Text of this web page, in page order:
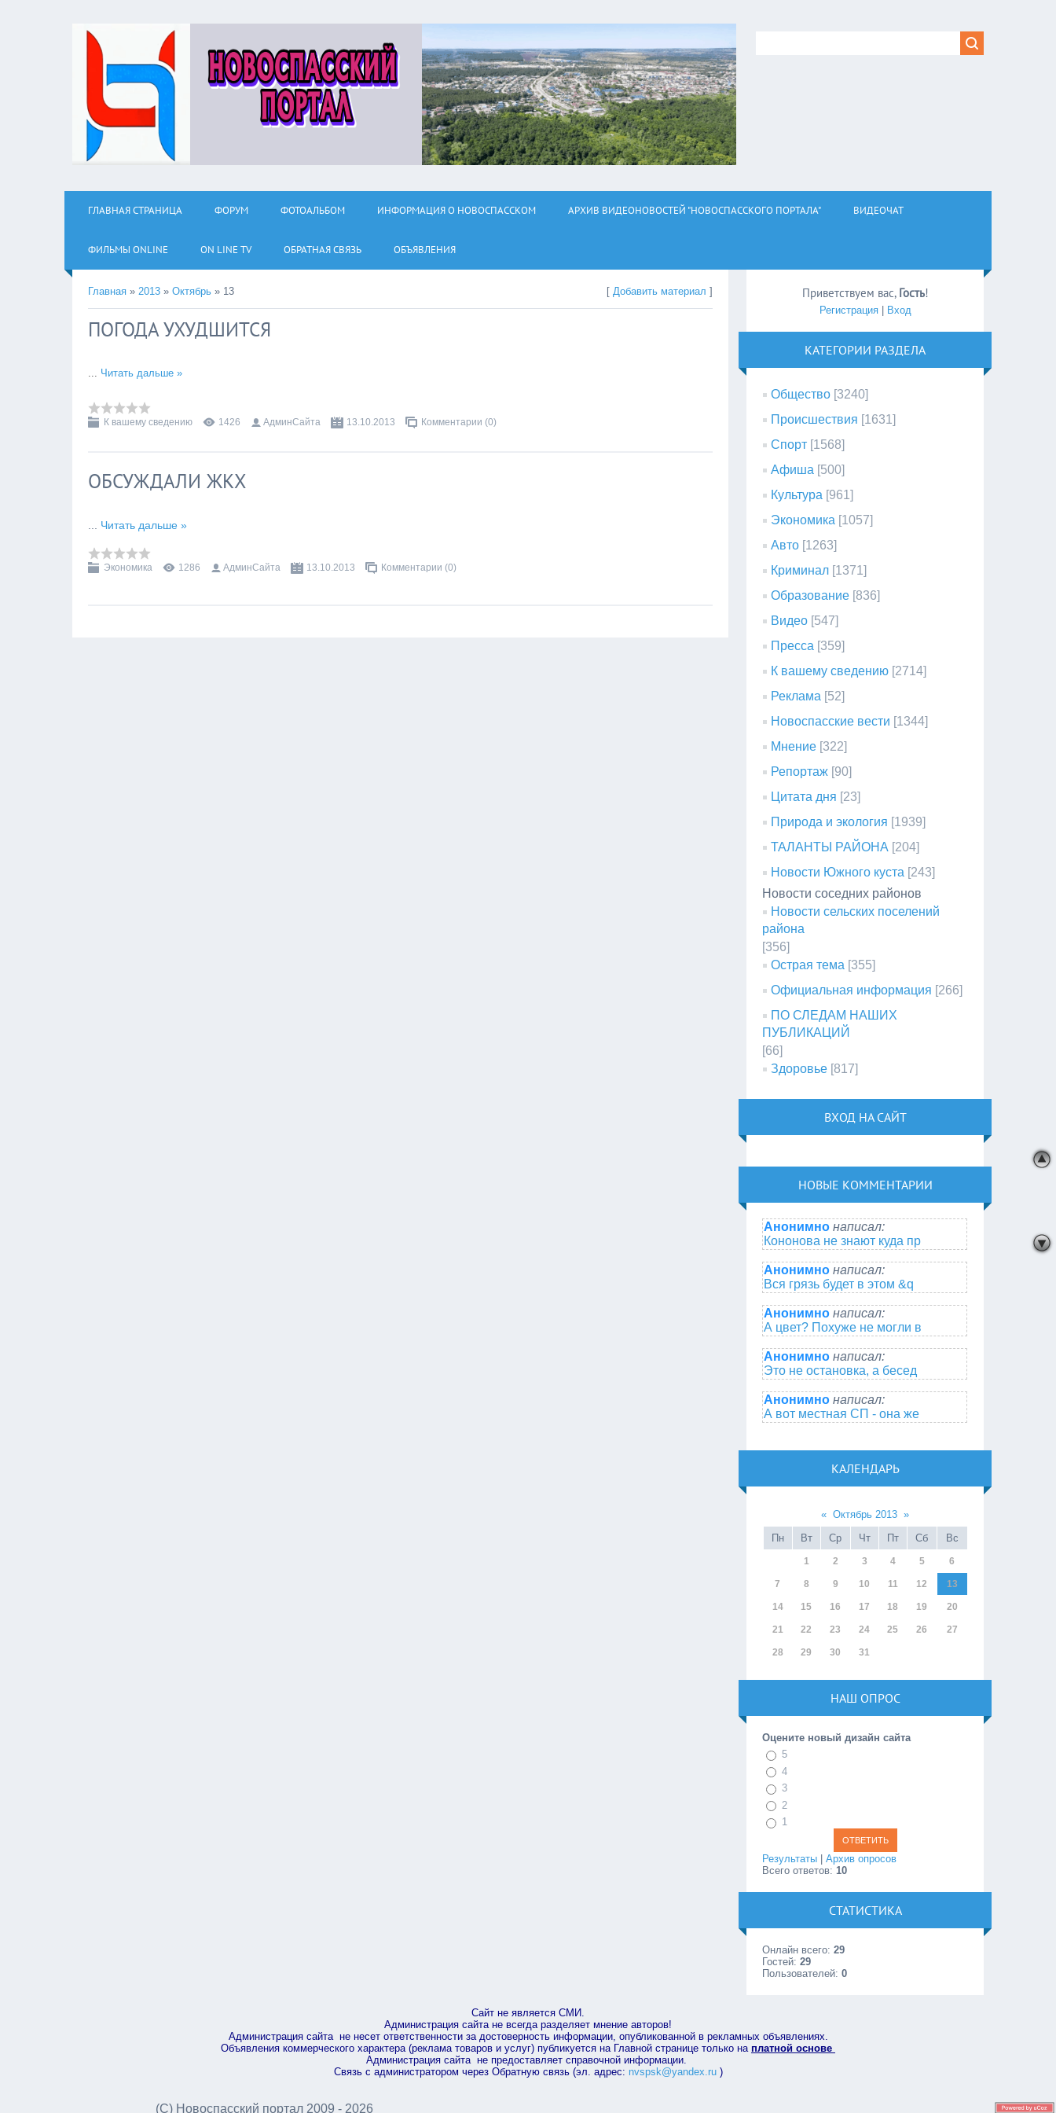
ГЛАВНАЯ СТРАНИЦА ФОРУМ ФОТОАЛЬБОМ ИНФОРМАЦИЯ О НОВОСПАССКОМ АРХИВ ВИДЕОНОВОСТЕЙ "НОВОСПАССКОГО ПОРТАЛА" ВИДЕОЧАТ
ФИЛЬМЫ ОNLINE ON LINE TV ОБРАТНАЯ СВЯЗЬ ОБЪЯВЛЕНИЯ
Главная » 2013 » Октябрь » 13 [Добавить материал ]
ПОГОДА УХУДШИТСЯ
... Читать дальше »
К вашему сведению 1426 АдминСайта 13.10.2013 Комментарии (0)
ОБСУЖДАЛИ ЖКХ
Читать дальше »
Экономика 1286 АдминСайта 13.10.2013 Комментарии (0)
Приветствуем вас, Гость!
Регистрация| Вход
КАТЕГОРИИ РАЗДЕЛА
Общество [3240]
Происшествия [1631]
Спорт [1568]
Афиша [500]
Культура [961]
Экономика [1057]
Авто [1263]
Криминал [1371]
Образование [836]
Видео [547]
Пресса [359]
К вашему сведению [2714]
Реклама [52]
Новоспасские вести [1344]
Мнение [322]
Репортаж [90]
Цитата дня [23]
Природа и экология [1939]
ТАЛАНТЫ РАЙОНА [204]
Новости Южного куста [243]
Новости соседних районов
Новости сельских поселений
района
[356]
Острая тема [355]
Официальная информация [266]
ПО СЛЕДАМ НАШИХ
ПУБЛИКАЦИЙ
[66]
Здоровье [817]
ВХОД НА САЙТ
НОВЫЕ КОММЕНТАРИИ
Анонимно написал:
Кононова не знают куда пр
Анонимно написал:
Вся грязь будет в этом &q
Анонимно написал:
А цвет? Похуже не могли в
Анонимно написал:
Это не остановка, а бесед
Анонимно написал:
А вот местная СП - она же
КАЛЕНДАРЬ
« Октябрь 2013 »
Пн
Вт Ср Чт Пт Сб Вс
1 2 3 4 5 6
7 8 9 10 11 12 13
14 15 16 17 18 19 20
21 22 23 24 25 26 27
28 29 30 31
НАШ ОПРОС
Оцените новый дизайн сайта
5
4
3
2
1
Результаты |Архив опросов
Всего ответов: 10
СТАТИСТИКА
Онлайн всего:29
Гостей:29
Пользователей:0
Сайт не является СМИ.
Администрация сайта не всегда разделяет мнение авторов!
Администрация сайта не несет ответственности за достоверность информации, опубликованной в рекламных объявлениях.
Объявления коммерческого характера (реклама товаров и услуг) публикуется на Главной странице только на платной основе
Администрация сайта не предоставляет справочной информации.
Связь с администратором через Обратную связь (эл. адрес: nvspsk@yandex.ru)
(С) Новоспасский портал 2009 - 2026